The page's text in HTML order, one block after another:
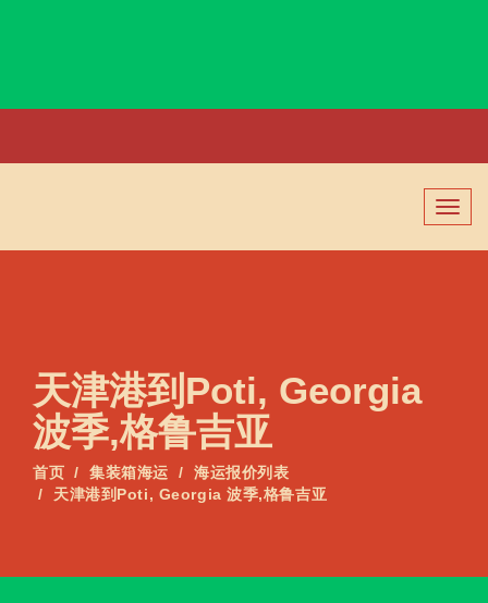
切
换
导
天津港到Poti, Georgia
波季,格鲁吉亚
首页 集装箱海运
海运报价列表
天津港到Poti, Georgia 波季,格鲁吉亚